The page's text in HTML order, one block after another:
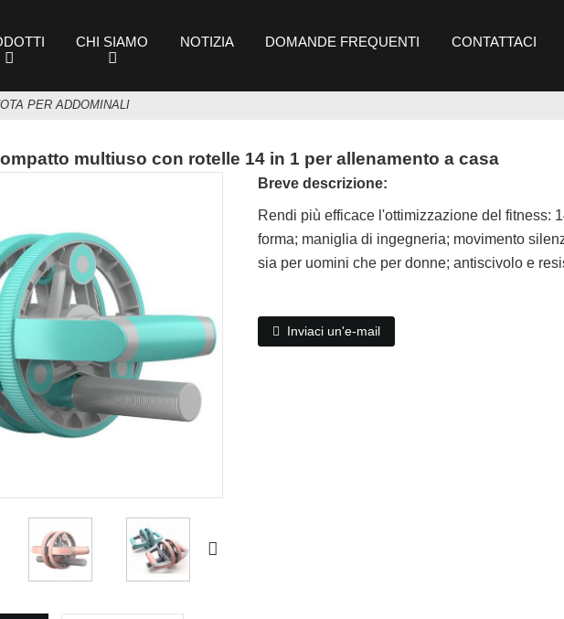
CHI SIAMO NOTIZIA DOMANDE FREQUENTI CONTATTACI
PER ADDOMINALI
multiuso con rotelle 14 in 1 per allenamento a casa
Breve descrizione:
Rendi più efficace l'ottimizzazione del fitness:
forma; maniglia di ingegneria; movimento
sia per uomini che per donne; antiscivolo e
Inviaci un'e-mail